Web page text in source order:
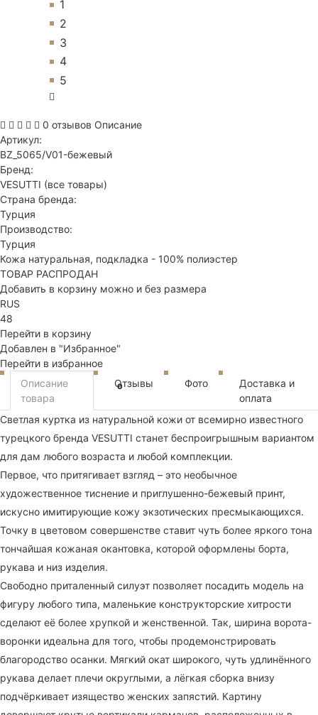
1
2
3
4
5
0 отзывов Описание
Артикул:
BZ_5065/V01-бежевый
Бренд:
VESUTTI (все товары)
Страна бренда:
Турция
Производство:
Турция
Кожа натуральная, подкладка - 100% полиэстер
ТОВАР РАСПРОДАН
Добавить в корзину можно и без размера
RUS
48
Перейти в корзину
Добавлен в "Избранное"
Перейти в избранное
Описание
товара
Отзывы
0 Фото
Доставка и
оплата
Светлая куртка из натуральной кожи от всемирно известного
турецкого бренда VESUTTI станет беспроигрышным вариантом
для дам любого возраста и любой комплекции.
Первое, что притягивает взгляд – это необычное
художественное тиснение и приглушенно-бежевый принт,
искусно имитирующие кожу экзотических пресмыкающихся.
Точку в цветовом совершенстве ставит чуть более яркого тона
тончайшая кожаная окантовка, которой оформлены борта,
рукава и низ изделия.
Свободно приталенный силуэт позволяет посадить модель на
фигуру любого типа, маленькие конструкторские хитрости
сделают её более хрупкой и женственной. Так, ширина ворота-
воронки идеальна для того, чтобы продемонстрировать
благородство осанки. Мягкий окат широкого, чуть удлинённого
рукава делает плечи округлыми, а лёгкая сборка внизу
подчёркивает изящество женских запястий. Картину